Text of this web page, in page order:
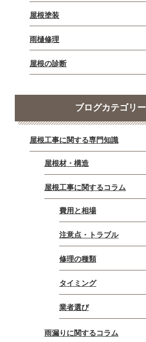
屋根塗装
雨樋修理
屋根の診断
ブログカテゴリー
屋根工事に関する専門知識
屋根材・構造
屋根工事に関するコラム
費用と相場
注意点・トラブル
修理の種類
タイミング
業者選び
雨漏りに関するコラム